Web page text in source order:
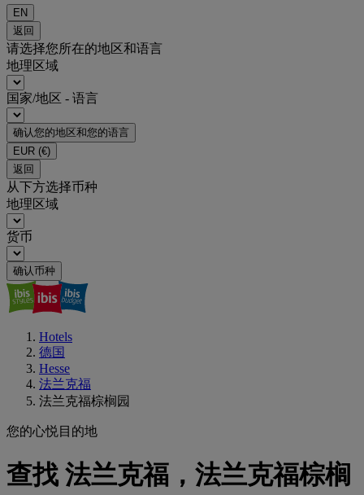
EN
返回
请选择您所在的地区和语言
地理区域
国家/地区 - 语言
确认您的地区和您的语言
EUR (€)
返回
从下方选择币种
地理区域
货币
确认币种
Hotels
德国
Hesse
法兰克福
法兰克福棕榈园
您的心悦目的地
查找 法兰克福，法兰克福棕榈